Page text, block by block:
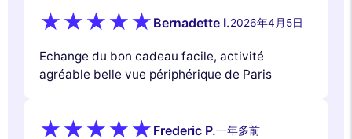
Bernadette I.2026年4月5日
Echange du bon cadeau facile, activité
agréable belle vue périphérique de Paris
Frederic P.一年多前